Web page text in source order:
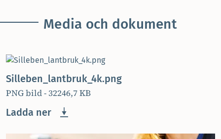
Media och dokument
Silleben_lantbruk_4k.png
PNG bild - 32246,7 KB
Ladda ner